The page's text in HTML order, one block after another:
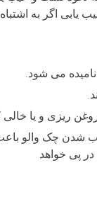
اگر به
می شود.
ریزی و یا
شدن چک والو
پی خواهد